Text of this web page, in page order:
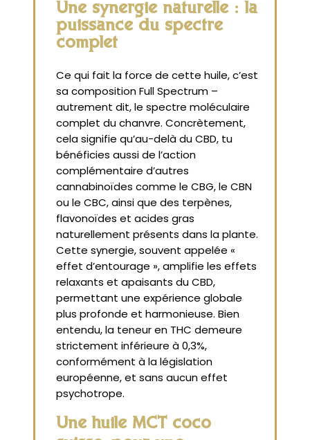
Une synergie naturelle : la
puissance du spectre
complet
Ce qui fait la force de cette huile, c’est
sa composition Full Spectrum –
autrement dit, le spectre moléculaire
complet du chanvre. Concrètement,
cela signifie qu’au-delà du CBD, tu
bénéficies aussi de l’action
complémentaire d’autres
cannabinoïdes comme le CBG, le CBN
ou le CBC, ainsi que des terpènes,
flavonoïdes et acides gras
naturellement présents dans la plante.
Cette synergie, souvent appelée «
effet d’entourage », amplifie les effets
relaxants et apaisants du CBD,
permettant une expérience globale
plus profonde et harmonieuse. Bien
entendu, la teneur en THC demeure
strictement inférieure à 0,3%,
conformément à la législation
européenne, et sans aucun effet
psychotrope.
Une huile MCT coco